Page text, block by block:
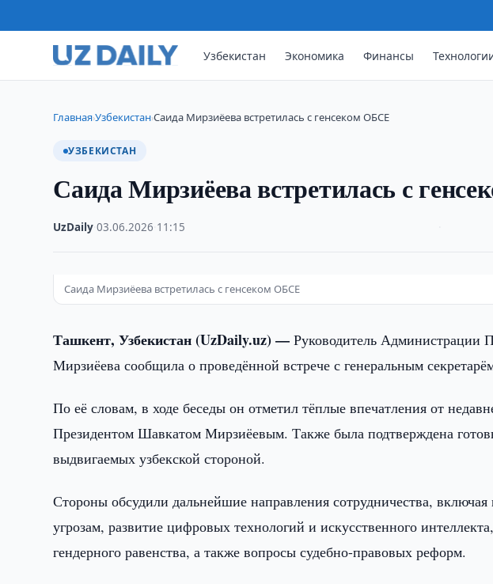
Узбекистан Экономика Финансы
Главная›Узбекистан›Саида Мирзиёева встретилась с генсеком ОБСЕ
УЗБЕКИСТАН
Саида Мирзиёева встретилась с
UzDaily ·03.06.2026 11:15
Саида Мирзиёева встретилась с генсеком ОБСЕ
Ташкент, Узбекистан (UzDaily.uz) —Руководитель Администрации
Мирзиёева сообщила о проведённой встрече с генеральным
По её словам, в ходе беседы он отметил тёплые впечатления от
Президентом Шавкатом Мирзиёевым. Также была подтверждена
выдвигаемых узбекской стороной.
Стороны обсудили дальнейшие направления сотрудничества,
угрозам, развитие цифровых технологий и искусственного
гендерного равенства, а также вопросы судебно-правовых реформ.